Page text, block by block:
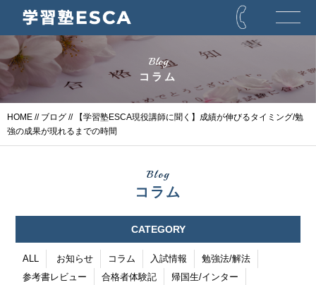
Blog
コラム
HOME // ブログ // 【学習塾ESCA現役講師に聞く】成績が伸びるタイミング/勉
強の成果が現れるまでの時間
Blog
コラム
CATEGORY
ALL お知らせ コラム 入試情報
勉強法/解法
参考書レビュー
合格者体験記
帰国生/インター